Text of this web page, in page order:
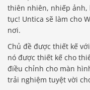
thiên nhiên, nhiếp ảnh,
tục! Untica sẽ làm cho
nơi.
Chủ đề được thiết kế
nó được thiết kế cho
điều chỉnh cho màn
trải nghiệm tuyệt vời